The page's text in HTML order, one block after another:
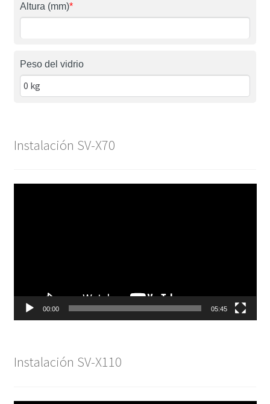
Altura (mm)*
Peso del vidrio
Instalación SV-X70
00:00 05:45
Instalación SV-X110